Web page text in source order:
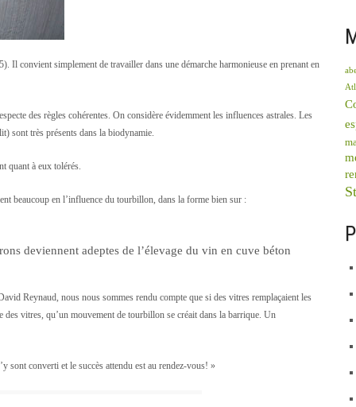
Il convient simplement de travailler dans une démarche harmonieuse en prenant en
des règles cohérentes. On considère évidemment les influences astrales. Les
sont très présents dans la biodynamie.
quant à eux tolérés.
beaucoup en l’influence du tourbillon, dans la forme bien sur :
deviennent adeptes de l’élevage du vin en cuve béton
Reynaud, nous nous sommes rendu compte que si des vitres remplaçaient les
des vitres, qu’un mouvement de tourbillon se créait dans la barrique. Un
sont converti et le succès attendu est au rendez-vous! »